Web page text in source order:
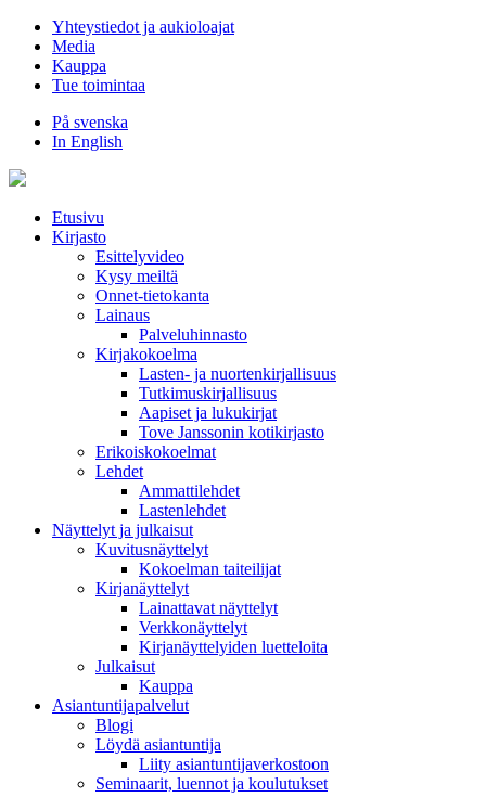
Hyppää
sisältöön
Yhteystiedot ja aukioloajat
Media
Kauppa
Tue toimintaa
På svenska
In English
Etusivu
Kirjasto
Esittelyvideo
Kysy meiltä
Onnet-tietokanta
Lainaus
Palveluhinnasto
Kirjakokoelma
Lasten- ja nuortenkirjallisuus
Tutkimuskirjallisuus
Aapiset ja lukukirjat
Tove Janssonin kotikirjasto
Erikoiskokoelmat
Lehdet
Ammattilehdet
Lastenlehdet
Näyttelyt ja julkaisut
Kuvitusnäyttelyt
Kokoelman taiteilijat
Kirjanäyttelyt
Lainattavat näyttelyt
Verkkonäyttelyt
Kirjanäyttelyiden luetteloita
Julkaisut
Kauppa
Asiantuntija­palvelut
Blogi
Löydä asiantuntija
Liity asiantuntijaverkostoon
Seminaarit, luennot ja koulutukset